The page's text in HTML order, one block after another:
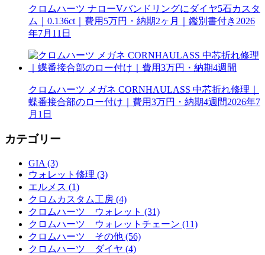
クロムハーツ ナローVバンドリングにダイヤ5石カスタ
ム｜0.136ct｜費用5万円・納期2ヶ月｜鑑別書付き 2026
年7月11日
クロムハーツ メガネ CORNHAULASS 中芯折れ修理｜
蝶番接合部のロー付け｜費用3万円・納期4週間2026年7
月1日
カテゴリー
GIA (3)
ウォレット修理 (3)
エルメス (1)
クロムカスタム工房 (4)
クロムハーツ ウォレット (31)
クロムハーツ ウォレットチェーン (11)
クロムハーツ その他 (56)
クロムハーツ ダイヤ (4)